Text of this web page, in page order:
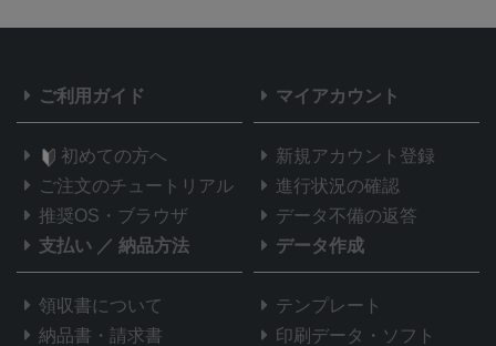
ご利用ガイド
初めての方へ
ご注文のチュートリアル
推奨OS・ブラウザ
マイアカウント
新規アカウント登録
進行状況の確認
データ不備の返答
支払い ／ 納品方法
領収書について
納品書・請求書
データ作成
テンプレート
印刷データ・ソフト